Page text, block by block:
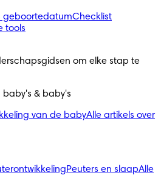
geboortedatumChecklist
tools
om elke stap te
baby's & baby's
van de babyAlle artikels over
Peuters en slaapAlle